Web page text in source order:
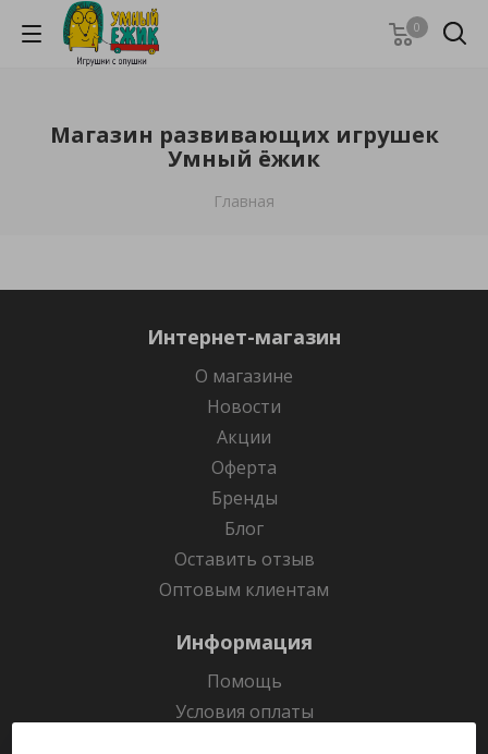
0
Магазин развивающих игрушек
Умный ёжик
Главная
Интернет-магазин
О магазине
Новости
Акции
Оферта
Бренды
Блог
Оставить отзыв
Оптовым клиентам
Информация
Помощь
Условия оплаты